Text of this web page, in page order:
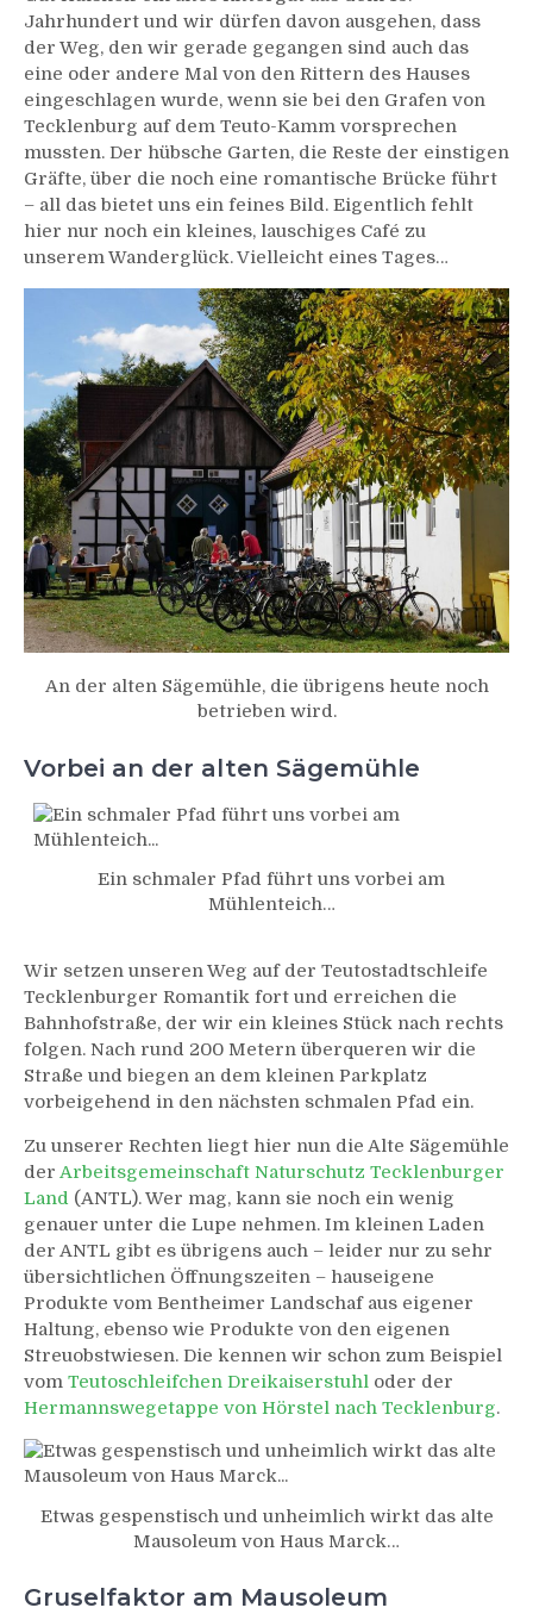
Jahrhundert und wir dürfen davon ausgehen, dass
der Weg, den wir gerade gegangen sind auch das
eine oder andere Mal von den Rittern des Hauses
eingeschlagen wurde, wenn sie bei den Grafen von
Tecklenburg auf dem Teuto-Kamm vorsprechen
mussten. Der hübsche Garten, die Reste der einstigen
Gräfte, über die noch eine romantische Brücke führt
– all das bietet uns ein feines Bild. Eigentlich fehlt
hier nur noch ein kleines, lauschiges Café zu
unserem Wanderglück. Vielleicht eines Tages…
An der alten Sägemühle, die übrigens heute noch
betrieben wird.
Vorbei an der alten Sägemühle
Ein schmaler Pfad führt uns vorbei am
Mühlenteich…
Wir setzen unseren Weg auf der Teutostadtschleife
Tecklenburger Romantik fort und erreichen die
Bahnhofstraße, der wir ein kleines Stück nach rechts
folgen. Nach rund 200 Metern überqueren wir die
Straße und biegen an dem kleinen Parkplatz
vorbeigehend in den nächsten schmalen Pfad ein.
Zu unserer Rechten liegt hier nun die Alte Sägemühle
der Arbeitsgemeinschaft Naturschutz Tecklenburger
Land (ANTL). Wer mag, kann sie noch ein wenig
genauer unter die Lupe nehmen. Im kleinen Laden
der ANTL gibt es übrigens auch – leider nur zu sehr
übersichtlichen Öffnungszeiten – hauseigene
Produkte vom Bentheimer Landschaf aus eigener
Haltung, ebenso wie Produkte von den eigenen
Streuobstwiesen. Die kennen wir schon zum Beispiel
vom Teutoschleifchen Dreikaiserstuhl oder der
Hermannswegetappe von Hörstel nach Tecklenburg.
Etwas gespenstisch und unheimlich wirkt das alte
Mausoleum von Haus Marck…
Gruselfaktor am Mausoleum